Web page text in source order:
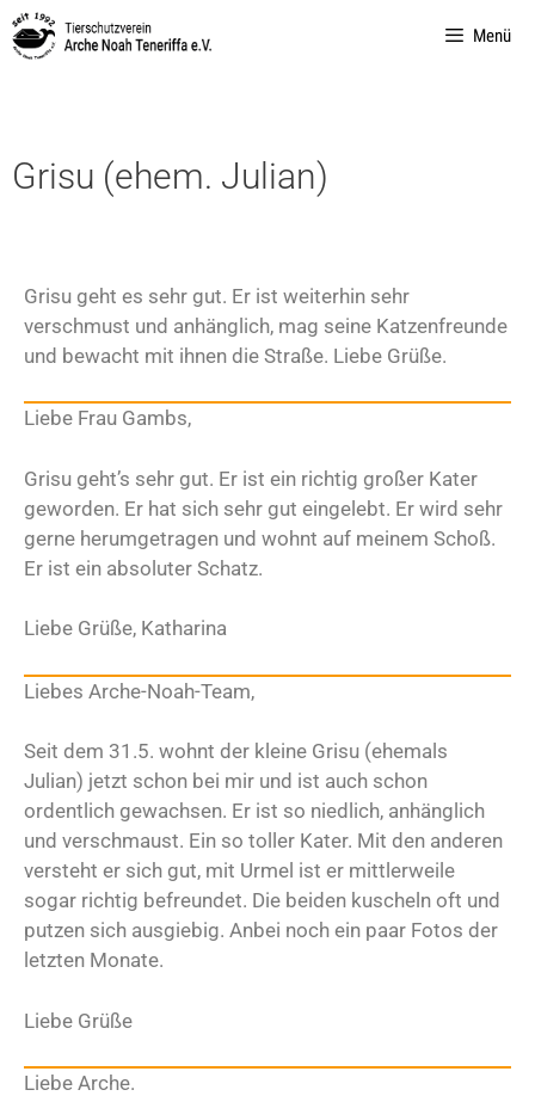
Menü
Grisu (ehem. Julian)
Grisu geht es sehr gut. Er ist weiterhin sehr
verschmust und anhänglich, mag seine Katzenfreunde
und bewacht mit ihnen die Straße. Liebe Grüße.
Liebe Frau Gambs,
Grisu geht’s sehr gut. Er ist ein richtig großer Kater
geworden. Er hat sich sehr gut eingelebt. Er wird sehr
gerne herumgetragen und wohnt auf meinem Schoß.
Er ist ein absoluter Schatz.
Liebe Grüße, Katharina
Liebes Arche-Noah-Team,
Seit dem 31.5. wohnt der kleine Grisu (ehemals
Julian) jetzt schon bei mir und ist auch schon
ordentlich gewachsen. Er ist so niedlich, anhänglich
und verschmaust. Ein so toller Kater. Mit den anderen
versteht er sich gut, mit Urmel ist er mittlerweile
sogar richtig befreundet. Die beiden kuscheln oft und
putzen sich ausgiebig. Anbei noch ein paar Fotos der
letzten Monate.
Liebe Grüße
Liebe Arche.